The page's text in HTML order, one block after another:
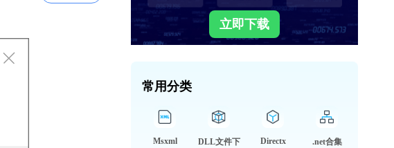
立即下载
常用分类
Msxml
DLL文件下
Directx .net合集